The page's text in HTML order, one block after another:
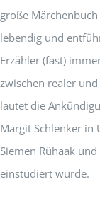
große
lebendig und
Erzähler (fast)
zwischen realer
lautet die
Margit Schlenker in
Siemen Rühaak
einstudiert wurde.